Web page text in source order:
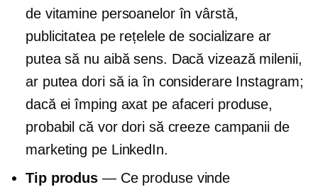
de vitamine persoanelor în vârstă,
publicitatea pe rețelele de socializare ar
putea să nu aibă sens. Dacă vizează milenii,
ar putea dori să ia în considerare Instagram;
dacă ei împing axat pe afaceri produse,
probabil că vor dori să creeze campanii de
marketing pe LinkedIn.
Tip produs — Ce produse vinde